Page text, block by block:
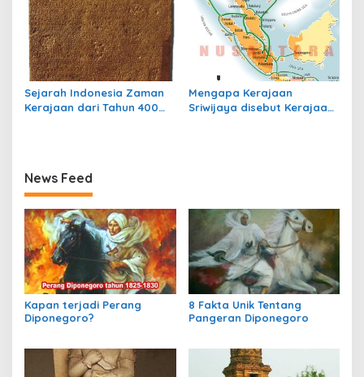
Sejarah Indonesia Zaman
Kerajaan dari Tahun 400
Mengapa Kerajaan
Sriwijaya disebut Kerajaan
News Feed
Kapan terjadi Perang
Diponegoro?
8 Fakta Unik Tentang
Pangeran Diponegoro